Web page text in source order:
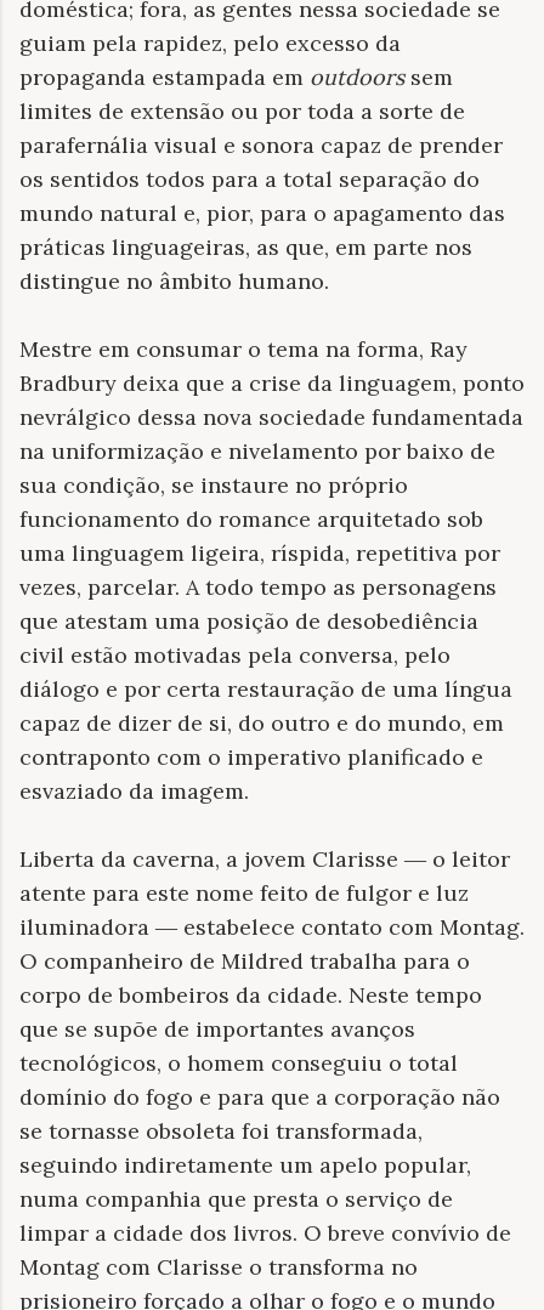
doméstica; fora, as gentes nessa sociedade se
guiam pela rapidez, pelo excesso da
propaganda estampada em outdoorssem
limites de extensão ou por toda a sorte de
parafernália visual e sonora capaz de prender
os sentidos todos para a total separação do
mundo natural e, pior, para o apagamento das
práticas linguageiras, as que, em parte nos
distingue no âmbito humano.
Mestre em consumar o tema na forma, Ray
Bradbury deixa que a crise da linguagem, ponto
nevrálgico dessa nova sociedade fundamentada
na uniformização e nivelamento por baixo de
sua condição, se instaure no próprio
funcionamento do romance arquitetado sob
uma linguagem ligeira, ríspida, repetitiva por
vezes, parcelar. A todo tempo as personagens
que atestam uma posição de desobediência
civil estão motivadas pela conversa, pelo
diálogo e por certa restauração de uma língua
capaz de dizer de si, do outro e do mundo, em
contraponto com o imperativo planificado e
esvaziado da imagem.
Liberta da caverna, a jovem Clarisse ― o leitor
atente para este nome feito de fulgor e luz
iluminadora ― estabelece contato com Montag.
O companheiro de Mildred trabalha para o
corpo de bombeiros da cidade. Neste tempo
que se supõe de importantes avanços
tecnológicos, o homem conseguiu o total
domínio do fogo e para que a corporação não
se tornasse obsoleta foi transformada,
seguindo indiretamente um apelo popular,
numa companhia que presta o serviço de
limpar a cidade dos livros. O breve convívio de
Montag com Clarisse o transforma no
prisioneiro forçado a olhar o fogo e o mundo